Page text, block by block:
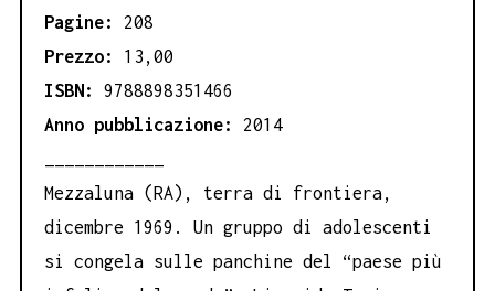
Pagine: 208
Prezzo: 13,00
ISBN: 9788898351466
Anno pubblicazione: 2014
Mezzaluna (RA), terra di frontiera,
dicembre 1969. Un gruppo di adolescenti
si congela sulle panchine del “paese più